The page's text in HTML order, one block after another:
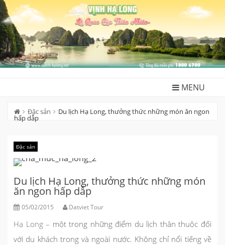
Skip
to
content
MENU
Đặc sản Du lịch Hạ Long, thưởng thức những món ăn ngon
hấp dẫp
Đặc sản
Du lịch Hạ Long, thưởng thức những món
ăn ngon hấp dẫp
05/02/2015 Datviet Tour
Hạ Long– một trong những điểm du lịch thân thuộc đối
với du khách trong và ngoài nước. Không chỉ nổi tiếng về